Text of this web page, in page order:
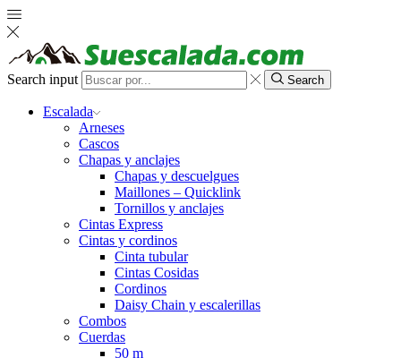
Search input Search
Escalada
Arneses
Cascos
Chapas y anclajes
Chapas y descuelgues
Maillones – Quicklink
Tornillos y anclajes
Cintas Express
Cintas y cordinos
Cinta tubular
Cintas Cosidas
Cordinos
Daisy Chain y escalerillas
Combos
Cuerdas
50 m